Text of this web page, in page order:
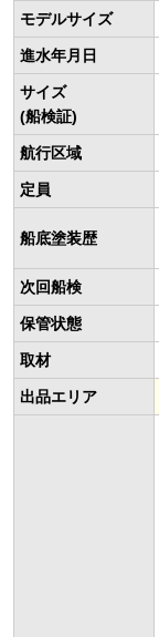
モデルサイズ
進水年月日
サイズ
(船検証)
航行区域
定員
船底塗装歴
次回船検
保管状態
取材
出品エリア